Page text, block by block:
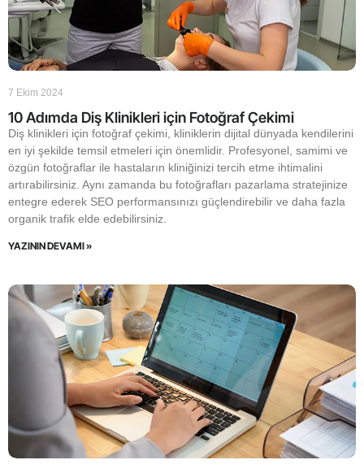
7 Ekim 2024
10 Adımda Diş Klinikleri için Fotoğraf Çekimi
Diş klinikleri için fotoğraf çekimi, kliniklerin dijital dünyada kendilerini
en iyi şekilde temsil etmeleri için önemlidir. Profesyonel, samimi ve
özgün fotoğraflar ile hastaların kliniğinizi tercih etme ihtimalini
artırabilirsiniz. Aynı zamanda bu fotoğrafları pazarlama stratejinize
entegre ederek SEO performansınızı güçlendirebilir ve daha fazla
organik trafik elde edebilirsiniz.
YAZININ DEVAMI »